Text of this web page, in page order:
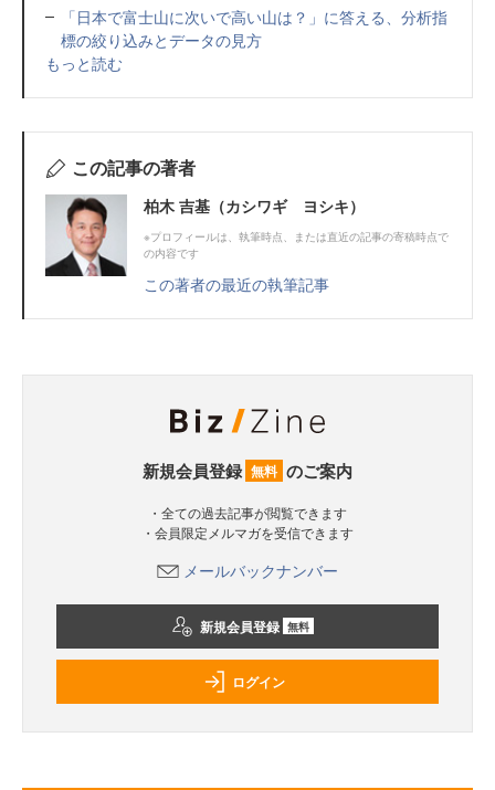
「日本で富士山に次いで高い山は？」に答える、分析指
標の絞り込みとデータの見方
もっと読む
この記事の著者
柏木 吉基（カシワギ ヨシキ）
※プロフィールは、執筆時点、または直近の記事の寄稿時点で
の内容です
この著者の最近の執筆記事
新規会員登録 無料 のご案内
・全ての過去記事が閲覧できます
・会員限定メルマガを受信できます
メールバックナンバー
新規会員登録 無料
ログイン